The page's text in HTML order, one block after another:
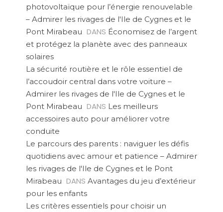
photovoltaïque pour l’énergie renouvelable
– Admirer les rivages de l'Ile de Cygnes et le
Pont Mirabeau DANS Économisez de l’argent
et protégez la planète avec des panneaux
solaires
La sécurité routière et le rôle essentiel de
l’accoudoir central dans votre voiture –
Admirer les rivages de l'Ile de Cygnes et le
Pont Mirabeau DANS Les meilleurs
accessoires auto pour améliorer votre
conduite
Le parcours des parents : naviguer les défis
quotidiens avec amour et patience – Admirer
les rivages de l'Ile de Cygnes et le Pont
Mirabeau DANS Avantages du jeu d’extérieur
pour les enfants
Les critères essentiels pour choisir un